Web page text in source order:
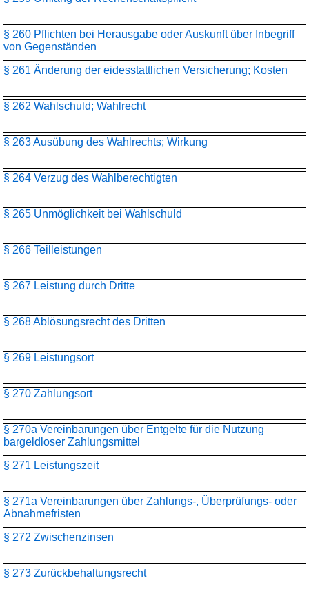
§ 260 Pflichten bei Herausgabe oder Auskunft über Inbegriff
von Gegenständen
§ 261 Änderung der eidesstattlichen Versicherung; Kosten
§ 262 Wahlschuld; Wahlrecht
§ 263 Ausübung des Wahlrechts; Wirkung
§ 264 Verzug des Wahlberechtigten
§ 265 Unmöglichkeit bei Wahlschuld
§ 266 Teilleistungen
§ 267 Leistung durch Dritte
§ 268 Ablösungsrecht des Dritten
§ 269 Leistungsort
§ 270 Zahlungsort
§ 270a Vereinbarungen über Entgelte für die Nutzung
bargeldloser Zahlungsmittel
§ 271 Leistungszeit
§ 271a Vereinbarungen über Zahlungs-, Überprüfungs- oder
Abnahmefristen
§ 272 Zwischenzinsen
§ 273 Zurückbehaltungsrecht